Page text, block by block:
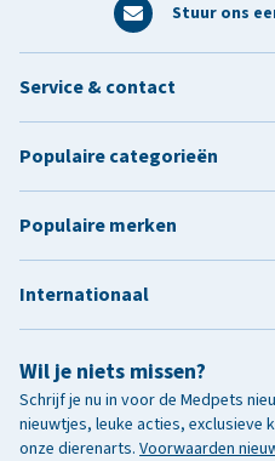
Stuur ons
Wil je niets missen?
Schrijf je nu in voor de Medpets
nieuwtjes, leuke acties, exclusieve
onze dierenarts. Voorwaarden
Service & contact
Populaire categorieën
Populaire merken
Internationaal